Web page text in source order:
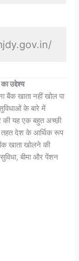
उद्देश्य
बैंक खाता नहीं खोल पा
के बारे में
की यह एक बहुत अच्छी
देश के आर्थिक रूप
खाता खोलने की
बीमा और पेंशन